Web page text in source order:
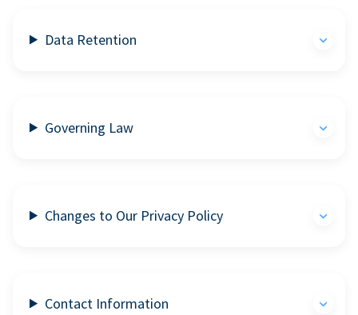
Data Retention
Governing Law
Changes to Our Privacy Policy
Contact Information